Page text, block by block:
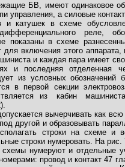
БВ, имеют одинаковое
управления, а силовые
и катушек в схеме
реле,
показаны в схеме
включения этого
и каждая пара имеет
и последняя отделенная
из условных
в первой секции
из кабин
вычерчивать как
другой и образовывать
строки на схеме и
строки нумеровать. На
схемы нумеруют и отдельные
провод и контакт 47